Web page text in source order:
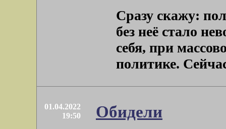
Сразу скажу:
без неё стало
себя, при
политике.
01.04.2022
19:50
Обидели